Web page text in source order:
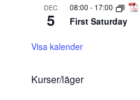
DEC
5
08:00 - 17:00
First Saturday
Visa kalender
Kurser/läger